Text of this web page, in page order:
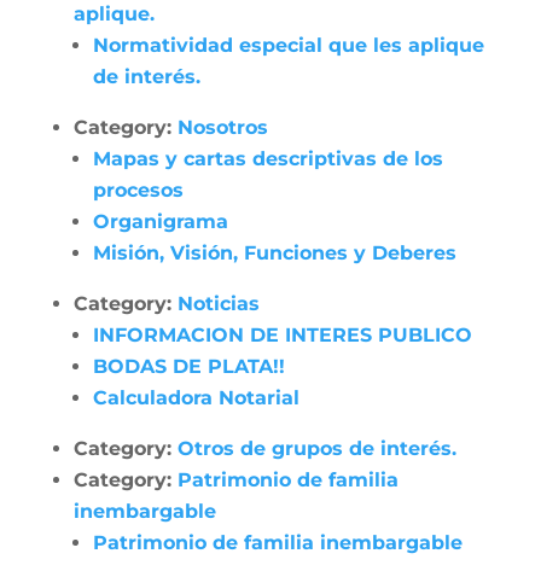
aplique.
Normatividad especial que les aplique
de interés.
Category: Nosotros
Mapas y cartas descriptivas de los
procesos
Organigrama
Misión, Visión, Funciones y Deberes
Category: Noticias
INFORMACION DE INTERES PUBLICO
BODAS DE PLATA!!
Calculadora Notarial
Category: Otros de grupos de interés.
Category: Patrimonio de familia
inembargable
Patrimonio de familia inembargable